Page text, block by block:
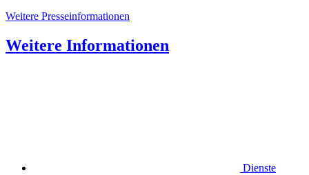
Weitere Presseinformationen
Weitere Informationen
Dienste